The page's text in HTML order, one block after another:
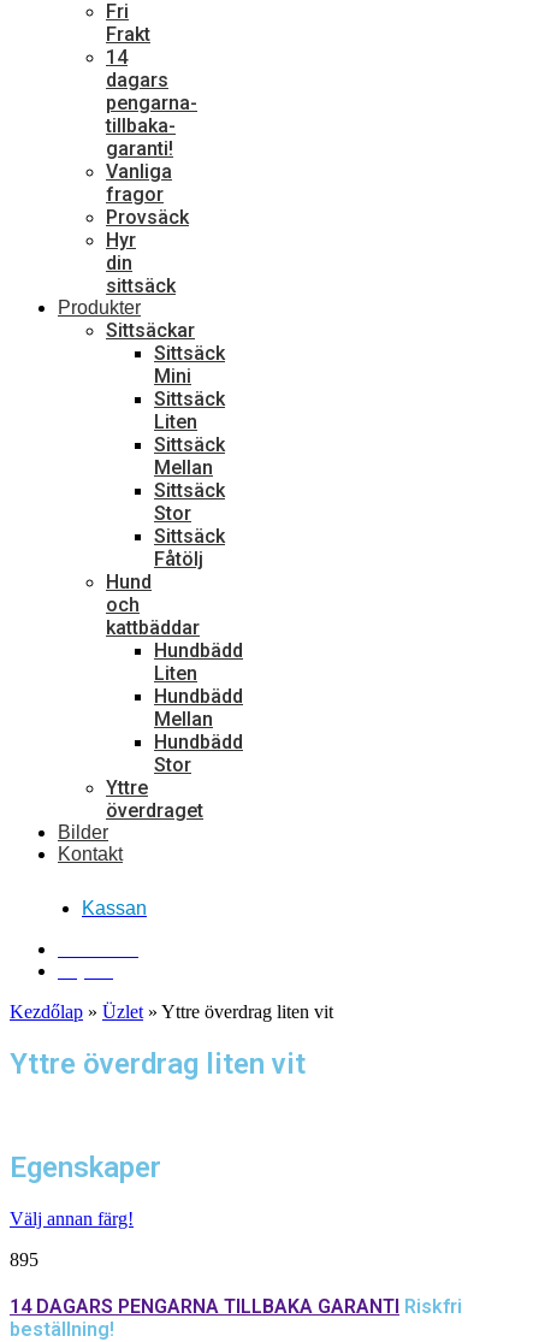
Fri
Frakt
14
dagars
pengarna-
tillbaka-
garanti!
Vanliga
fragor
Provsäck
Hyr
din
sittsäck
Produkter
Sittsäckar
Sittsäck
Mini
Sittsäck
Liten
Sittsäck
Mellan
Sittsäck
Stor
Sittsäck
Fåtölj
Hund
och
kattbäddar
Hundbädd
Liten
Hundbädd
Mellan
Hundbädd
Stor
Yttre
överdraget
Bilder
Kontakt
Kassan
Kezdőlap » Üzlet » Yttre överdrag liten vit
Yttre överdrag liten vit
Egenskaper
Välj annan färg!
895
14 DAGARS PENGARNA TILLBAKA GARANTI Riskfri
beställning!